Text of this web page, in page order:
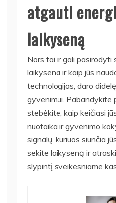
atgauti
laikyseną
Nors tai ir gali pasirodyti
laikysena ir kaip jūs
technologijas, daro
gyvenimui. Pabandykite
stebėkite, kaip keičiasi
nuotaika ir gyvenimo
signalų, kuriuos siunčia
sekite laikyseną ir
slypintį sveikesniame